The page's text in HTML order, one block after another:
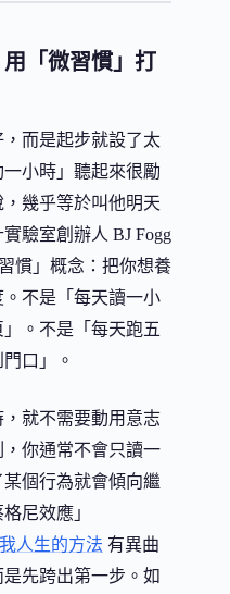
「微習慣」打
而是起步就設了太
小時」聽起來很勵
幾乎等於叫他明天
驗室創辦人 BJ Fogg
慣」概念：把你想養
不是「每天讀一小
。不是「每天跑五
口」。
就不需要動用意志
你通常不會只讀一
個行為就會傾向繼
尼效應」
人生的方法 有異曲
先跨出第一步。如